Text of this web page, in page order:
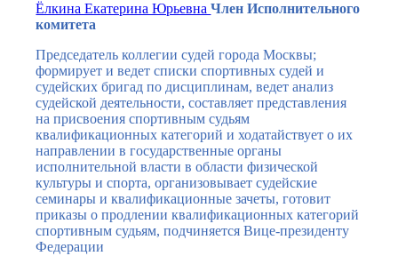
Ёлкина Екатерина ЮрьевнаЧлен Исполнительного
комитета
Председатель коллегии судей города Москвы;
формирует и ведет списки спортивных судей и
судейских бригад по дисциплинам, ведет анализ
судейской деятельности, составляет представления
на присвоения спортивным судьям
квалификационных категорий и ходатайствует о их
направлении в государственные органы
исполнительной власти в области физической
культуры и спорта, организовывает судейские
семинары и квалификационные зачеты, готовит
приказы о продлении квалификационных категорий
спортивным судьям, подчиняется Вице-президенту
Федерации